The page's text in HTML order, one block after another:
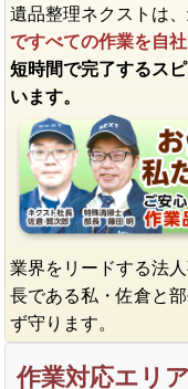
遺品整理ネクストは、
ですべての作業を自
短時間で完了するス
います。
業界をリードする法
長である私・佐倉と
ず守ります。
作業対応エリア